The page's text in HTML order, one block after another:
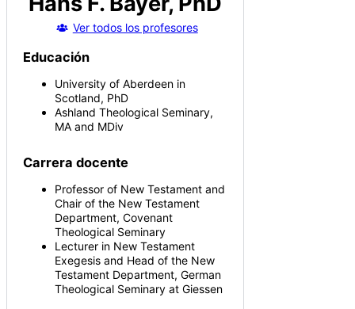
Ver todos los profesores
Educación
University of Aberdeen in
Scotland, PhD
Ashland Theological Seminary,
MA and MDiv
Carrera docente
Professor of New Testament and
Chair of the New Testament
Department, Covenant
Theological Seminary
Lecturer in New Testament
Exegesis and Head of the New
Testament Department, German
Theological Seminary at Giessen